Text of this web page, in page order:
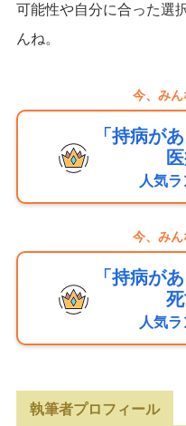
可能性や自分に合った選
んね。
今、み
「持病が
人気
今、み
「持病が
死
人気
執筆者プロフィール